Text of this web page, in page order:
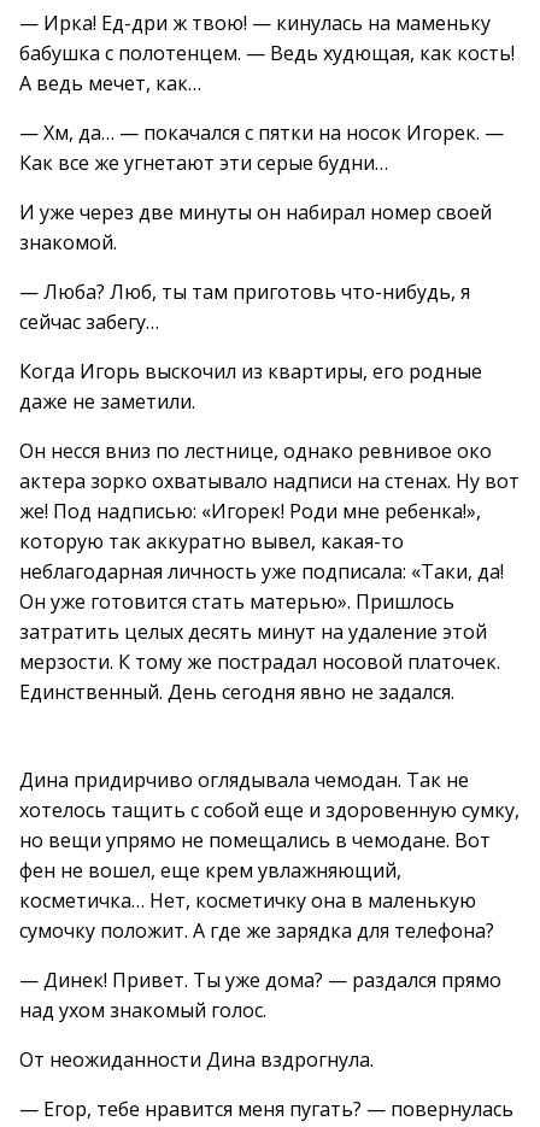
— Ирка! Ед-дри ж твою! — кинулась на маменьку
бабушка с полотенцем. — Ведь худющая, как кость!
А ведь мечет, как…
— Хм, да… — покачался с пятки на носок Игорек. —
Как все же угнетают эти серые будни…
И уже через две минуты он набирал номер своей
знакомой.
— Люба? Люб, ты там приготовь что-нибудь, я
сейчас забегу…
Когда Игорь выскочил из квартиры, его родные
даже не заметили.
Он несся вниз по лестнице, однако ревнивое око
актера зорко охватывало надписи на стенах. Ну вот
же! Под надписью: «Игорек! Роди мне ребенка!»,
которую так аккуратно вывел, какая-то
неблагодарная личность уже подписала: «Таки, да!
Он уже готовится стать матерью». Пришлось
затратить целых десять минут на удаление этой
мерзости. К тому же пострадал носовой платочек.
Единственный. День сегодня явно не задался.
Дина придирчиво оглядывала чемодан. Так не
хотелось тащить с собой еще и здоровенную сумку,
но вещи упрямо не помещались в чемодане. Вот
фен не вошел, еще крем увлажняющий,
косметичка… Нет, косметичку она в маленькую
сумочку положит. А где же зарядка для телефона?
— Динек! Привет. Ты уже дома? — раздался прямо
над ухом знакомый голос.
От неожиданности Дина вздрогнула.
— Егор, тебе нравится меня пугать? — повернулась